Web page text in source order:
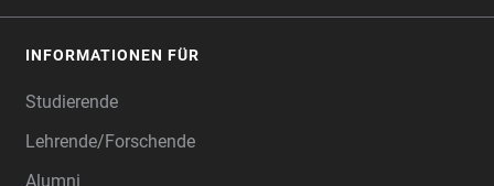
INFORMATIONEN FÜR
Studierende
Lehrende/Forschende
Alumni